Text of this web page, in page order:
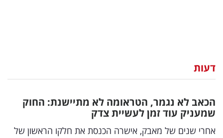
וצרכנות
דיגיטל
וטק
דעות
הכאב לא נגמר, הטראומה לא מתיישנת: החוק
שמעניק עוד זמן לעשיית צדק
אחרי שנים של מאבק, אישרה הכנסת את חלקו הראשון של